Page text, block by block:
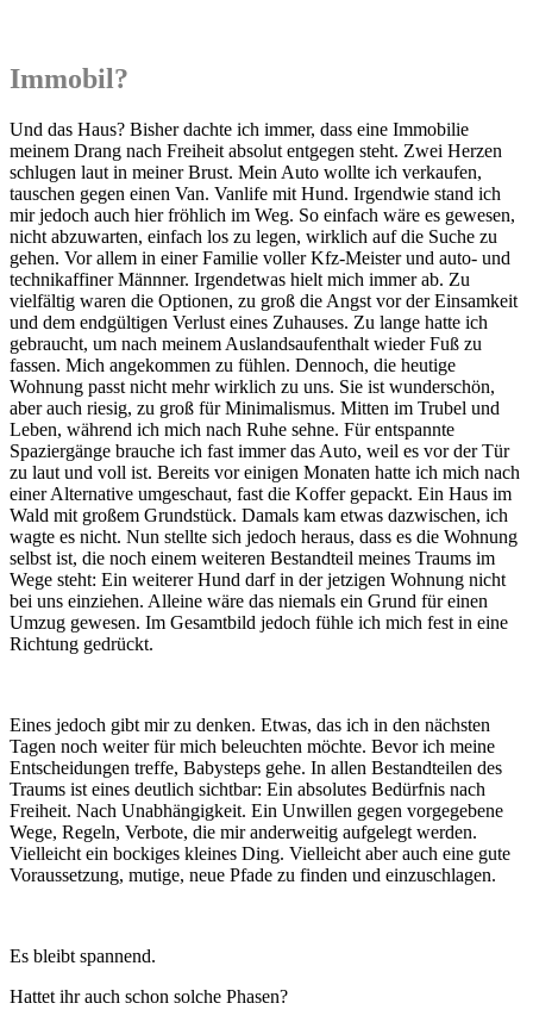
Immobil?
Und das Haus? Bisher dachte ich immer, dass eine Immobilie
meinem Drang nach Freiheit absolut entgegen steht. Zwei Herzen
schlugen laut in meiner Brust. Mein Auto wollte ich verkaufen,
tauschen gegen einen Van. Vanlife mit Hund. Irgendwie stand ich
mir jedoch auch hier fröhlich im Weg. So einfach wäre es gewesen,
nicht abzuwarten, einfach los zu legen, wirklich auf die Suche zu
gehen. Vor allem in einer Familie voller Kfz-Meister und auto- und
technikaffiner Männner. Irgendetwas hielt mich immer ab. Zu
vielfältig waren die Optionen, zu groß die Angst vor der Einsamkeit
und dem endgültigen Verlust eines Zuhauses. Zu lange hatte ich
gebraucht, um nach meinem Auslandsaufenthalt wieder Fuß zu
fassen. Mich angekommen zu fühlen. Dennoch, die heutige
Wohnung passt nicht mehr wirklich zu uns. Sie ist wunderschön,
aber auch riesig, zu groß für Minimalismus. Mitten im Trubel und
Leben, während ich mich nach Ruhe sehne. Für entspannte
Spaziergänge brauche ich fast immer das Auto, weil es vor der Tür
zu laut und voll ist. Bereits vor einigen Monaten hatte ich mich nach
einer Alternative umgeschaut, fast die Koffer gepackt. Ein Haus im
Wald mit großem Grundstück. Damals kam etwas dazwischen, ich
wagte es nicht. Nun stellte sich jedoch heraus, dass es die Wohnung
selbst ist, die noch einem weiteren Bestandteil meines Traums im
Wege steht: Ein weiterer Hund darf in der jetzigen Wohnung nicht
bei uns einziehen. Alleine wäre das niemals ein Grund für einen
Umzug gewesen. Im Gesamtbild jedoch fühle ich mich fest in eine
Richtung gedrückt.
Eines jedoch gibt mir zu denken. Etwas, das ich in den nächsten
Tagen noch weiter für mich beleuchten möchte. Bevor ich meine
Entscheidungen treffe, Babysteps gehe. In allen Bestandteilen des
Traums ist eines deutlich sichtbar: Ein absolutes Bedürfnis nach
Freiheit. Nach Unabhängigkeit. Ein Unwillen gegen vorgegebene
Wege, Regeln, Verbote, die mir anderweitig aufgelegt werden.
Vielleicht ein bockiges kleines Ding. Vielleicht aber auch eine gute
Voraussetzung, mutige, neue Pfade zu finden und einzuschlagen.
Es bleibt spannend.
Hattet ihr auch schon solche Phasen?